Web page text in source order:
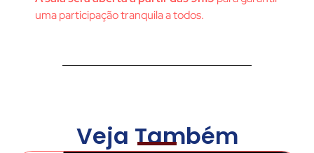
uma participação tranquila a todos.
Veja Também